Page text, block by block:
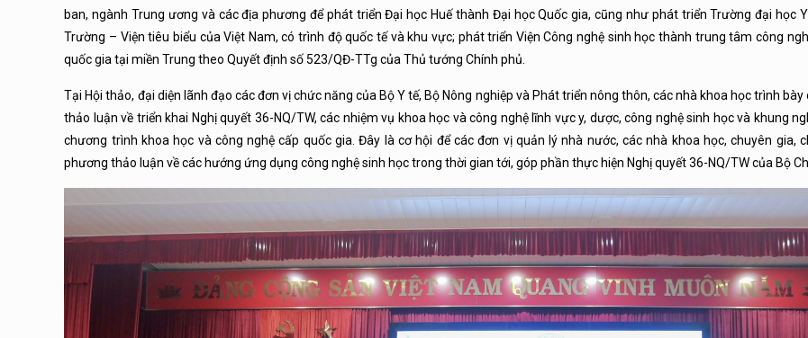
ban, ngành Trung ương và các địa phương để phát triển Đại học Huế thành Đại học Quốc gia, cũng như phát triển Trường đại học
Trường – Viện tiêu biểu của Việt Nam, có trình độ quốc tế và khu vực; phát triển Viện Công nghệ sinh học thành trung tâm công
quốc gia tại miền Trung theo Quyết định số 523/QĐ-TTg của Thủ tướng Chính phủ.
Tại Hội thảo, đại diện lãnh đạo các đơn vị chức năng của Bộ Y tế, Bộ Nông nghiệp và Phát triển nông thôn, các nhà khoa học trình
thảo luận về triển khai Nghị quyết 36-NQ/TW, các nhiệm vụ khoa học và công nghệ lĩnh vực y, dược, công nghệ sinh học và khung
chương trình khoa học và công nghệ cấp quốc gia. Đây là cơ hội để các đơn vị quản lý nhà nước, các nhà khoa học, chuyên gia,
phương thảo luận về các hướng ứng dụng công nghệ sinh học trong thời gian tới, góp phần thực hiện Nghị quyết 36-NQ/TW của Bộ